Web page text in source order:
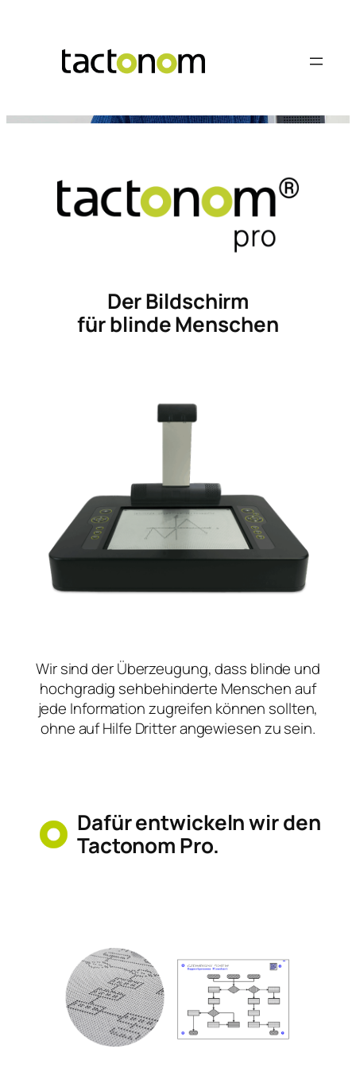
Der Bildschirm
für blinde Menschen
Wir sind der Überzeugung, dass blinde und
hochgradig sehbehinderte Menschen auf
jede Information zugreifen können sollten,
ohne auf Hilfe Dritter angewiesen zu sein.
Dafür entwickeln wir den
Tactonom Pro.